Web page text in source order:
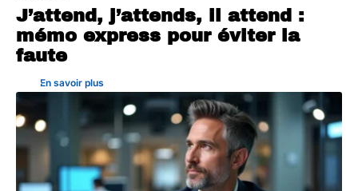
J’attend, j’attends, il attend :
mémo express pour éviter la
faute
En savoir plus